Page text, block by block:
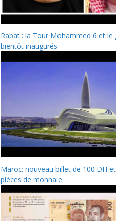
Rabat : la Tour Mohammed 6 et le
bientôt inaugurés
Maroc: nouveau billet de 100 DH
pièces de monnaie